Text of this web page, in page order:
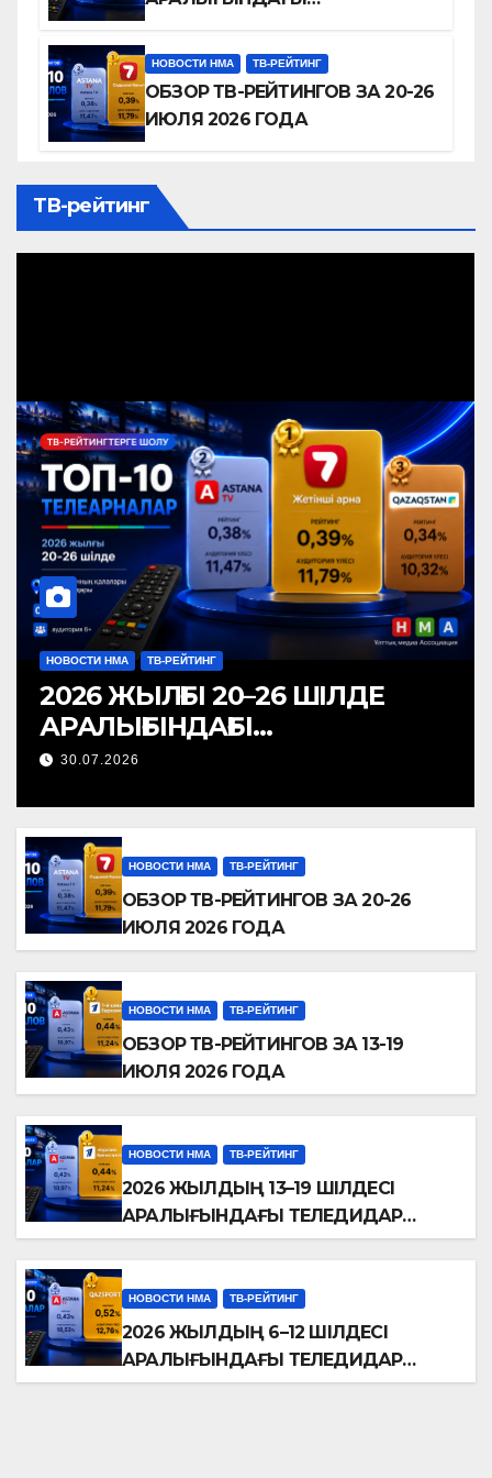
ШОЛУ
НОВОСТИ НМА ТВ-РЕЙТИНГ
ОБЗОР ТВ-РЕЙТИНГОВ ЗА 20-26
ИЮЛЯ 2026 ГОДА
ТВ-рейтинг
НОВОСТИ НМА ТВ-РЕЙТИНГ
2026 ЖЫЛҒЫ 20–26 ШІЛДЕ
АРАЛЫҒЫНДАҒЫ
ТЕЛЕАРНАЛАР РЕЙТИНГІНЕ
30.07.2026
НОВОСТИ НМА ТВ-РЕЙТИНГ
ОБЗОР ТВ-РЕЙТИНГОВ ЗА 20-26
ИЮЛЯ 2026 ГОДА
НОВОСТИ НМА ТВ-РЕЙТИНГ
ОБЗОР ТВ-РЕЙТИНГОВ ЗА 13-19
ИЮЛЯ 2026 ГОДА
НОВОСТИ НМА ТВ-РЕЙТИНГ
2026 ЖЫЛДЫҢ 13–19 ШІЛДЕСІ
АРАЛЫҒЫНДАҒЫ ТЕЛЕДИДАР
РЕЙТИНГТЕРІНЕ ШОЛУ
НОВОСТИ НМА ТВ-РЕЙТИНГ
2026 ЖЫЛДЫҢ 6–12 ШІЛДЕСІ
АРАЛЫҒЫНДАҒЫ ТЕЛЕДИДАР
РЕЙТИНГТЕРІНЕ ШОЛУ